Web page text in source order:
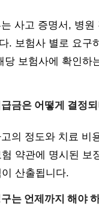
사고 증명서, 병원
. 보험사 별로 요구
당 보험사에 확인하
금은 어떻게 결정
의 정도와 치료 비
약관에 명시된 보
산출됩니다.
는 언제까지 해야